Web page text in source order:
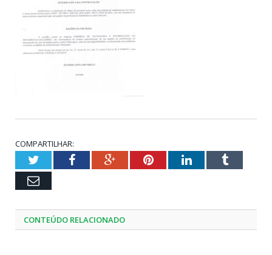
COMPARTILHAR:
TwitterFacebookGoogle+PinterestLinkedInTumblr
Email
CONTEÚDO RELACIONADO